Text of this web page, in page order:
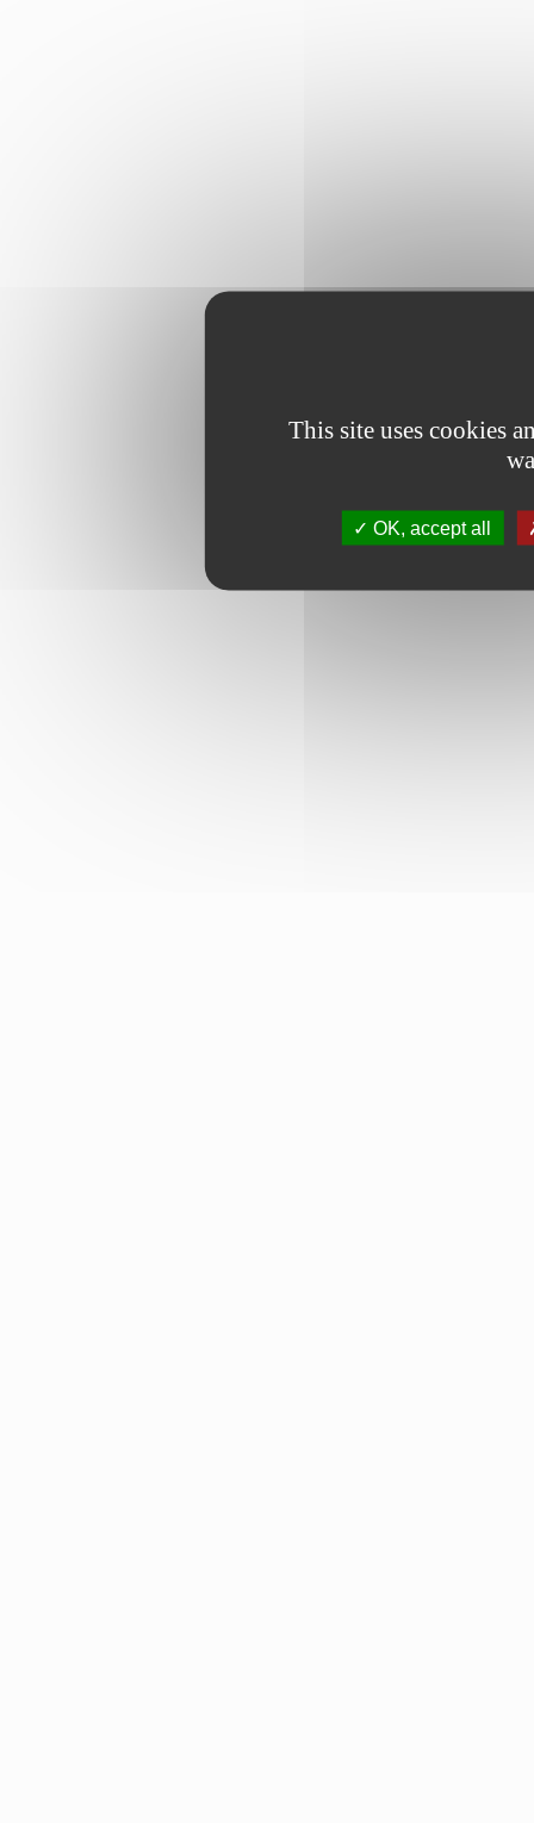
This site uses cookies
OK, accept all